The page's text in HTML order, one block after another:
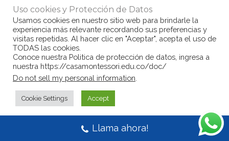
Uso cookies y Protección de Datos
Usamos cookies en nuestro sitio web para brindarle la
experiencia más relevante recordando sus preferencias y
visitas repetidas. Al hacer clic en "Aceptar", acepta el uso de
TODAS las cookies.
Conoce nuestra Politica de protección de datos, ingresa a
nuestra https://casamontessori.edu.co/doc/
Do not sell my personal information
Cookie Settings Accept
Llama ahora!